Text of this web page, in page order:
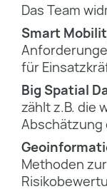
Das Team
Smart
für
Big Spatial
zählt z.B. die
Abschätzung
Methoden